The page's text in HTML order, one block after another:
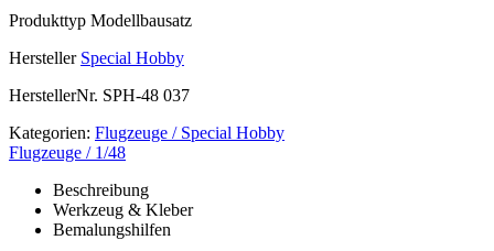
Produkttyp Modellbausatz
Hersteller Special Hobby
HerstellerNr. SPH-48 037
Kategorien: Flugzeuge / Special Hobby
Flugzeuge / 1/48
Beschreibung
Werkzeug & Kleber
Bemalungshilfen